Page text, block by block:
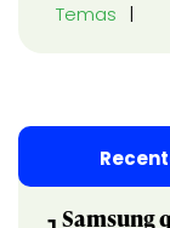
Temas
Samsung